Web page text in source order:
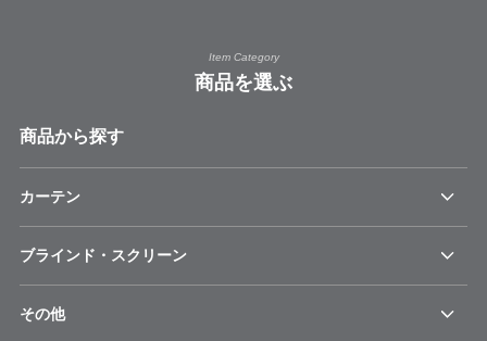
Item Category
商品を選ぶ
商品から探す
カーテン
ブラインド・スクリーン
その他